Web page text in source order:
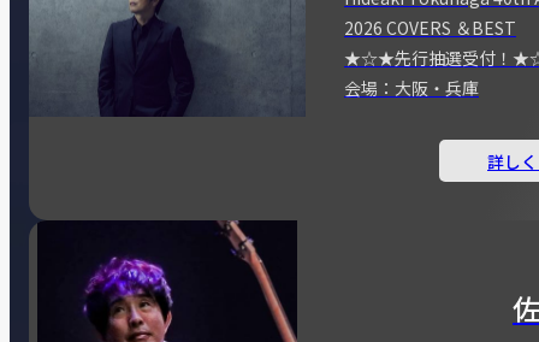
2026 COVERS ＆BEST
★☆★先行抽選受付！
会場：大阪・兵庫
詳し